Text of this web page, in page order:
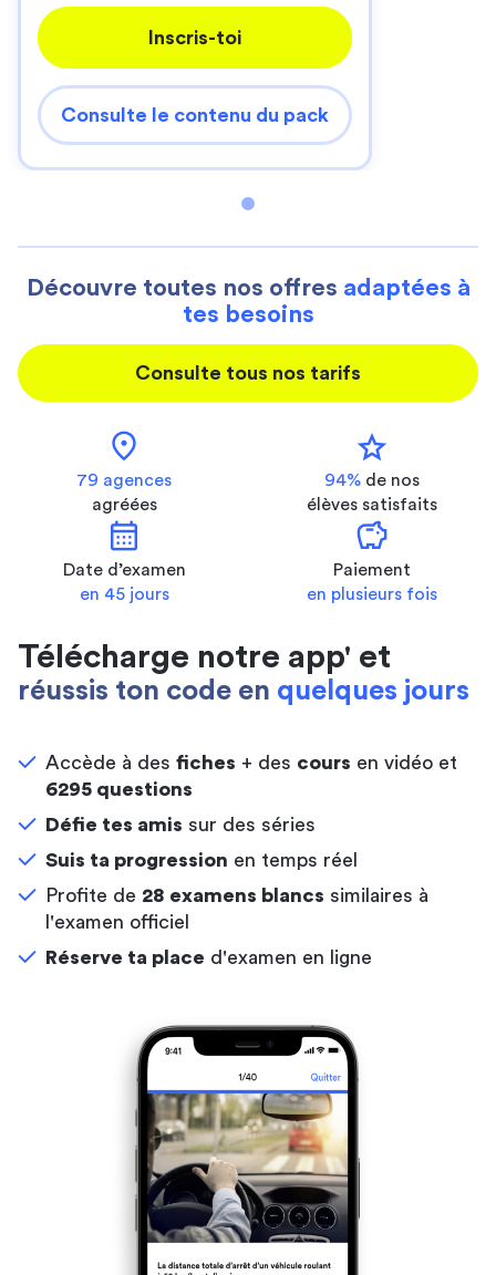
Inscris-toi
Consulte le contenu du pack
Découvre toutes nos offres adaptées à
tes besoins
Consulte tous nos tarifs
location_on
79 agences
agréées
star
94% de nos
élèves satisfaits
calendar_month
Date d’examen
en 45 jours
savings
Paiement
en plusieurs fois
Télécharge notre app' et
réussis ton code en quelques jours
Accède à des fiches + des cours en vidéo et
6295 questions
Défie tes amis sur des séries
Suis ta progression en temps réel
Profite de 28 examens blancs similaires à
l'examen officiel
Réserve ta place d'examen en ligne